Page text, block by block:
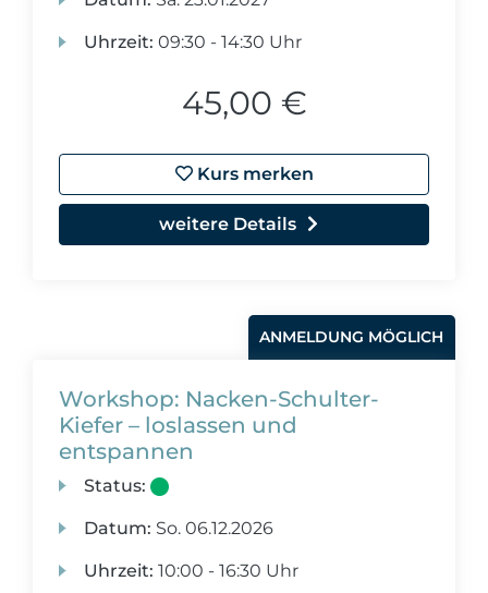
Uhrzeit: 09:30 - 14:30 Uhr
45,00 €
Kurs merken
weitere Details
ANMELDUNG MÖGLICH
Workshop: Nacken-Schulter-
Kiefer – loslassen und
entspannen
Status:
Datum: So. 06.12.2026
Uhrzeit: 10:00 - 16:30 Uhr